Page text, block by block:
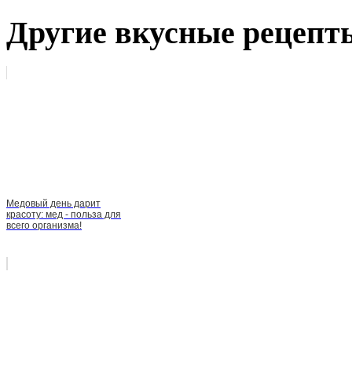
Другие вкусные
Медовый день дарит
красоту: мед - польза для
всего организма!